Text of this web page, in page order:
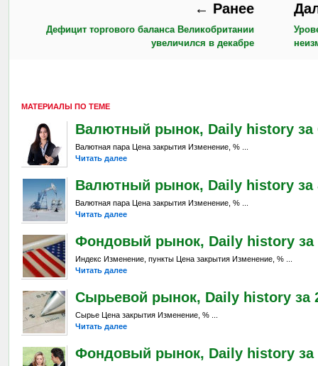
← Ранее
Дефицит торгового баланса Великобритании
увеличился в декабре
МАТЕРИАЛЫ ПО ТЕМЕ
Валютный рынок, Daily history за
Валютная пара Цена закрытия Изменение, % ...
Читать далее
Валютный рынок, Daily history за
Валютная пара Цена закрытия Изменение, % ...
Читать далее
Фондовый рынок, Daily history за
Индекс Изменение, пункты Цена закрытия Изменение, % ...
Читать далее
Сырьевой рынок, Daily history за
Сырье Цена закрытия Изменение, % ...
Читать далее
Фондовый рынок, Daily history за